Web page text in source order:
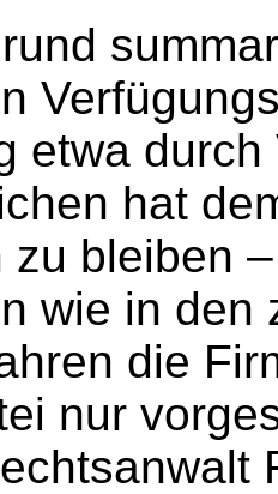
etwa
hat
zu bleiben
wie in den
die
nur